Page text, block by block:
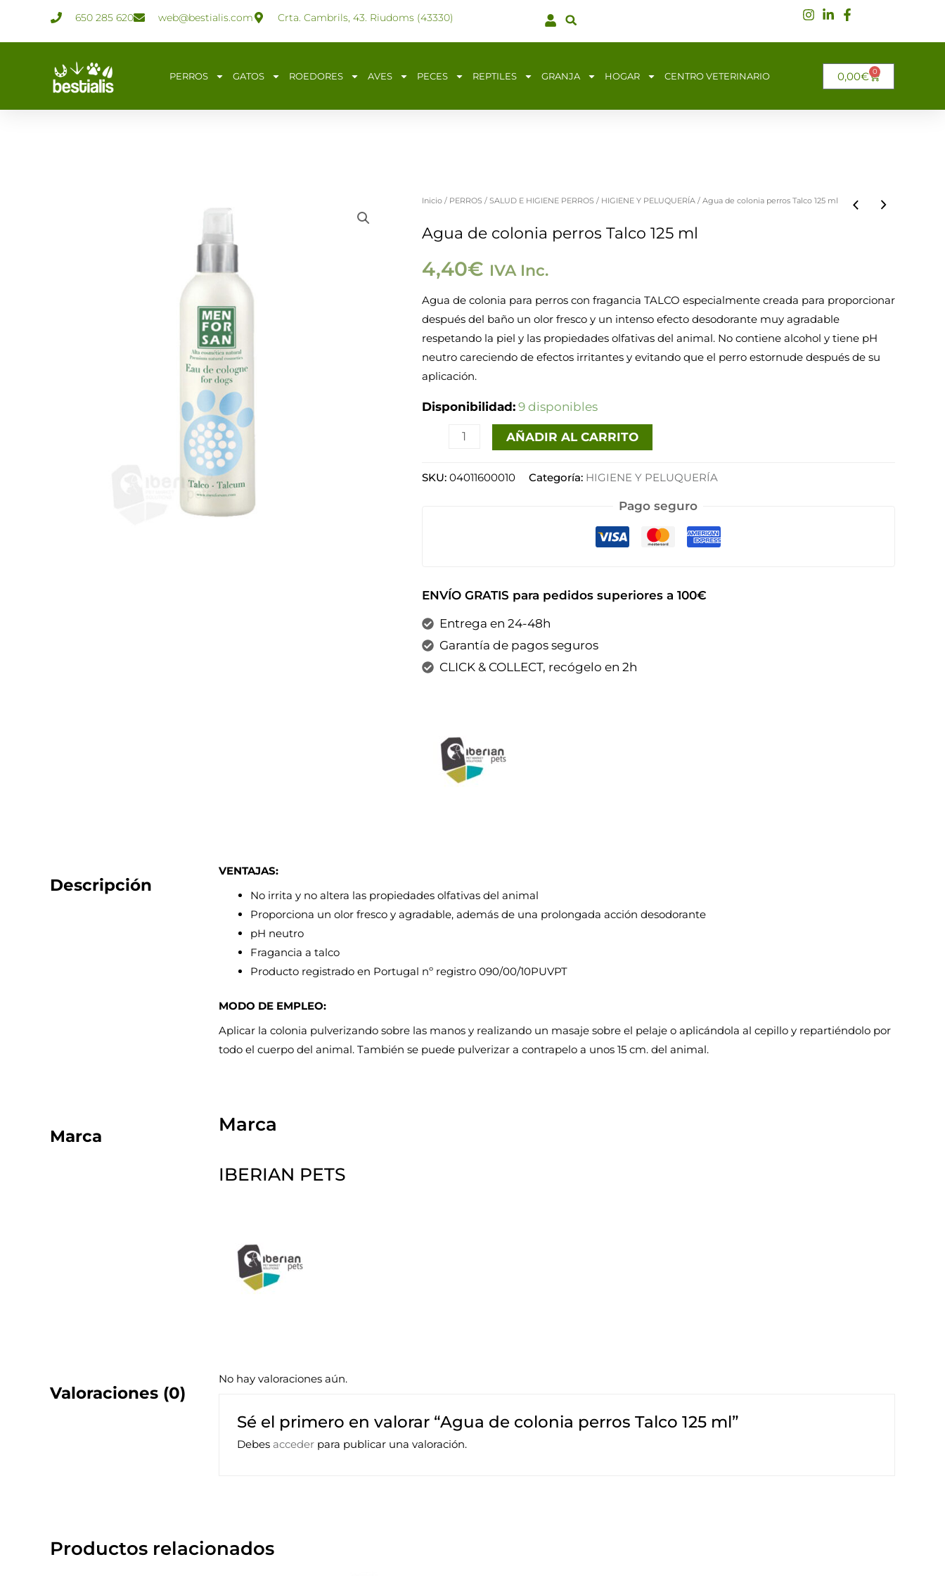
650 285 620 web@bestialis.com Crta. Cambrils, 43. Riudoms (43330)
PERROS GATOS ROEDORES AVES PECES REPTILES GRANJA HOGAR CENTRO VETERINARIO 0,00€ 0
CARRITO
Inicio/ PERROS / SALUD E HIGIENE PERROS / HIGIENE Y PELUQUERÍA/ Agua de colonia perros Talco 125 ml
Agua de colonia perros Talco 125 ml
4,40€ IVA Inc.
Agua de colonia para perros con fragancia TALCO especialmente creada para proporcionar
después del baño un olor fresco y un intenso efecto desodorante muy agradable
respetando la piel y las propiedades olfativas del animal. No contiene alcohol y tiene pH
neutro careciendo de efectos irritantes y evitando que el perro estornude después de su
aplicación.
Disponibilidad: 9 disponibles
Agua
de
perros
125
ml
cantidad
AÑADIR AL CARRITO
SKU: 04011600010 Categoría: HIGIENE Y PELUQUERÍA
Pago seguro
ENVÍO GRATIS para pedidos superiores a 100€
Entrega en 24-48h
Garantía de pagos seguros
CLICK & COLLECT, recógelo en 2h
Descripción
VENTAJAS:
No irrita y no altera las propiedades olfativas del animal
Proporciona un olor fresco y agradable, además de una prolongada acción desodorante
pH neutro
Fragancia a talco
Producto registrado en Portugal nº registro 090/00/10PUVPT
MODO DE EMPLEO:
Aplicar la colonia pulverizando sobre las manos y realizando un masaje sobre el pelaje o aplicándola al cepillo y repartiéndolo por
todo el cuerpo del animal. También se puede pulverizar a contrapelo a unos 15 cm. del animal.
Marca
Marca
IBERIAN PETS
Valoraciones (0)
No hay valoraciones aún.
Sé el primero en valorar “Agua de colonia perros Talco 125 ml”
Debes acceder para publicar una valoración.
Productos relacionados